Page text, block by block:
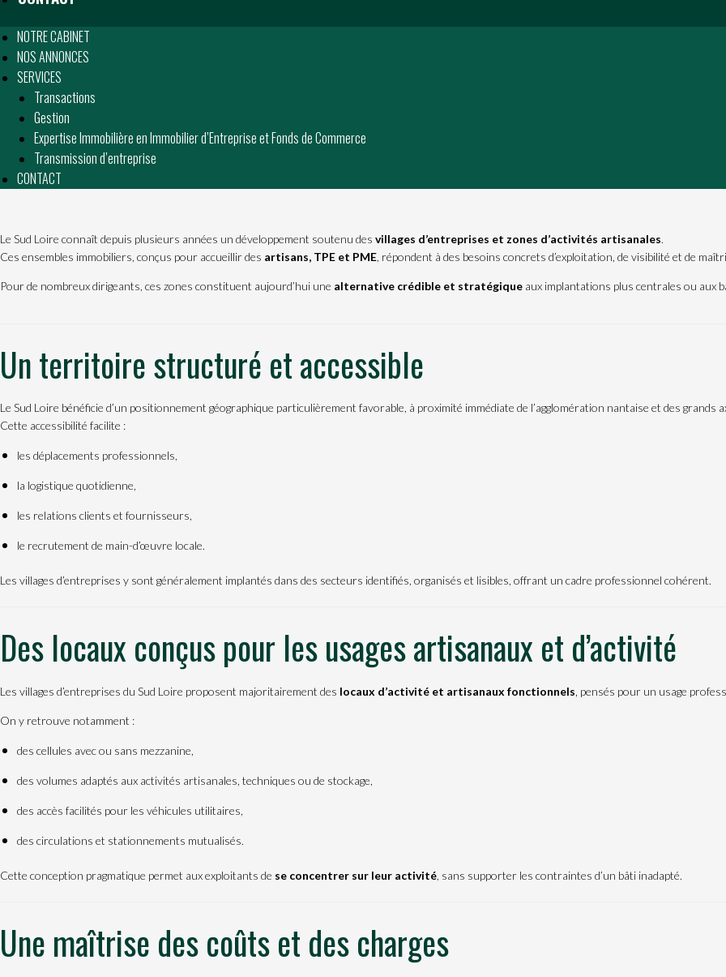
NOTRE CABINET
NOS ANNONCES
SERVICES
Transactions
Gestion
Expertise Immobilière en Immobilier d’Entreprise et Fonds de Commerce
Transmission d’entreprise
CONTACT
Le Sud Loire connaît depuis plusieurs années un développement soutenu des villages d’entreprises et zones d’activités artisanales.
Ces ensembles immobiliers, conçus pour accueillir des artisans, TPE et PME , répondent à des besoins concrets d’exploitation, de visibilité et de
Pour de nombreux dirigeants, ces zones constituent aujourd’hui une alternative crédible et stratégique aux implantations plus centrales ou aux
Un territoire structuré et accessible
Le Sud Loire bénéficie d’un positionnement géographique particulièrement favorable, à proximité immédiate de l’agglomération nantaise et des grands
Cette accessibilité facilite :
les déplacements professionnels,
la logistique quotidienne,
les relations clients et fournisseurs,
le recrutement de main-d’œuvre locale.
Les villages d’entreprises y sont généralement implantés dans des secteurs identifiés, organisés et lisibles, offrant un cadre professionnel cohérent.
Des locaux conçus pour les usages artisanaux et d’activité
Les villages d’entreprises du Sud Loire proposent majoritairement des locaux d’activité et artisanaux fonctionnels, pensés pour un usage
On y retrouve notamment :
des cellules avec ou sans mezzanine,
des volumes adaptés aux activités artisanales, techniques ou de stockage,
des accès facilités pour les véhicules utilitaires,
des circulations et stationnements mutualisés.
Cette conception pragmatique permet aux exploitants de se concentrer sur leur activité , sans supporter les contraintes d’un bâti inadapté.
Une maîtrise des coûts et des charges